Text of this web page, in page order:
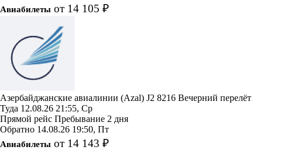
Авиабилеты от 14 105 ₽
Азербайджанские авиалинии (Azal) J2 8216 Вечерний перелёт
Туда 12.08.26 21:55, Ср
Прямой рейс Пребывание 2 дня
Обратно 14.08.26 19:50, Пт
Авиабилеты от 14 143 ₽